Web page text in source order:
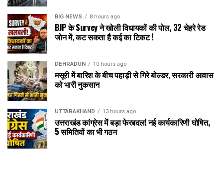
BIG NEWS 8 hours ago
BJP के Survey ने खोली विधायकों की पोल, 32 चेहरे रेड
जोन में, कट सकता है कई का टिकट !
DEHRADUN 10 hours ago
मसूरी में बारिश के बीच पहाड़ी से गिरे बोल्डर, सरकारी आवास
को भारी नुकसान
UTTARAKHAND 13 hours ago
उत्तराखंड कांग्रेस में बड़ा फेरबदल! नई कार्यकारिणी घोषित,
5 समितियों का भी गठन